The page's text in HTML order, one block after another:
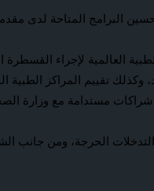
البرامج المتاحة لدى
العالمية لإجراء
تقييم المراكز الطبية
شراكات مستدامة مع وزارة
الحرجة، ومن جانب